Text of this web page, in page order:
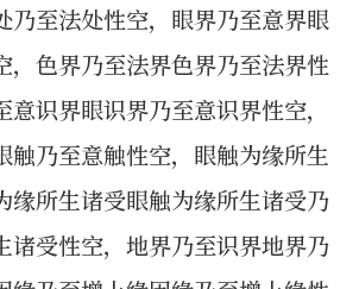
乃至法处性空，眼界乃至意界眼
，色界乃至法界色界乃至法界性
识界眼识界乃至意识界性空，
触乃至意触性空，眼触为缘所生
缘所生诸受眼触为缘所生诸受乃
诸受性空，地界乃至识界地界乃